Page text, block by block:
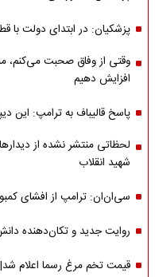
پزشکیان: در ابتدای دولت با
وقتی از وفاق صحبت می‌کنم،
افزایش دهیم
پاسخ قالیباف به ترامپ:
لحظاتی منتشر نشده از
شهید انقلاب
سی‌ان‌ان: ترامپ از افشای
روایت جدید و تکان‌دهنده
قیمت تخم مرغ رسما اعلام